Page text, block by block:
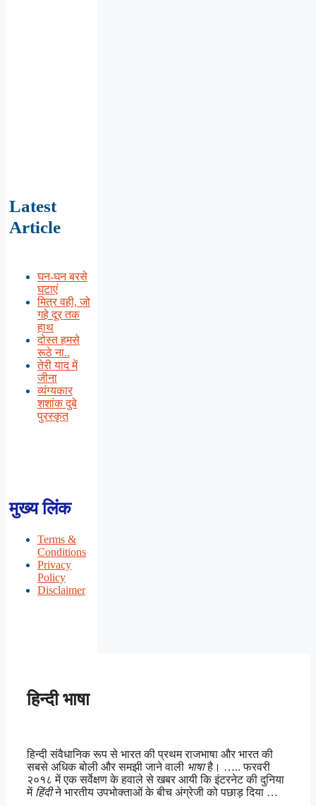
Latest
Article
घन-घन बरसे
घटाएं
मित्र वही, जो
गहे दूर तक
हाथ
दोस्त हमसे
रूठे ना..
तेरी याद में
जीना
व्यंग्यकार
शशांक दुबे
पुरस्कृत
मुख्य लिंक
Terms &
Conditions
Privacy
Policy
Disclaimer
हिन्दी भाषा
हिन्दी संवैधानिक रूप से भारत की प्रथम राजभाषा और भारत की
सबसे अधिक बोली और समझी जाने वाली भाषाहै। ….. फरवरी
२०१८ में एक सर्वेक्षण के हवाले से खबर आयी कि इंटरनेट की दुनिया
में हिंदीने भारतीय उपभोक्ताओं के बीच अंग्रेजी को पछाड़ दिया …